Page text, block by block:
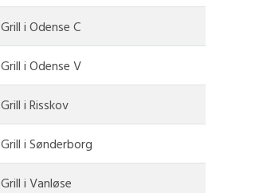
Grill i Odense C
Grill i Odense V
Grill i Risskov
Grill i Sønderborg
Grill i Vanløse